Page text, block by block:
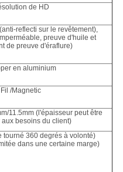
de HD
reflecti sur le revêtement),
preuve d'huile et
de preuve d'éraflure)
en aluminium
Fil /Magnetic
11.5mm (l'épaisseur peut être
aux besoins du client)
tourné 360 degrés à volonté)
dans une certaine marge)